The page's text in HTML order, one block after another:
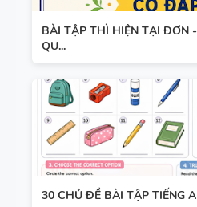
BÀI TẬP THÌ HIỆN TẠI ĐƠN
QU...
30 CHỦ ĐỀ BÀI TẬP TIẾNG